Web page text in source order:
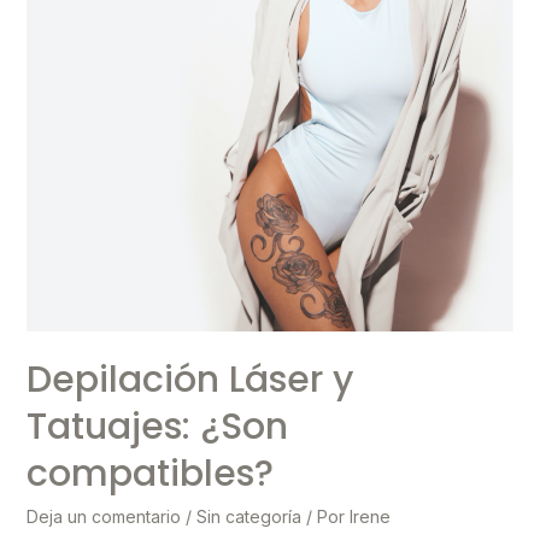
Depilación Láser y
Tatuajes: ¿Son
compatibles?
Deja un comentario / Sin categoría / Por Irene